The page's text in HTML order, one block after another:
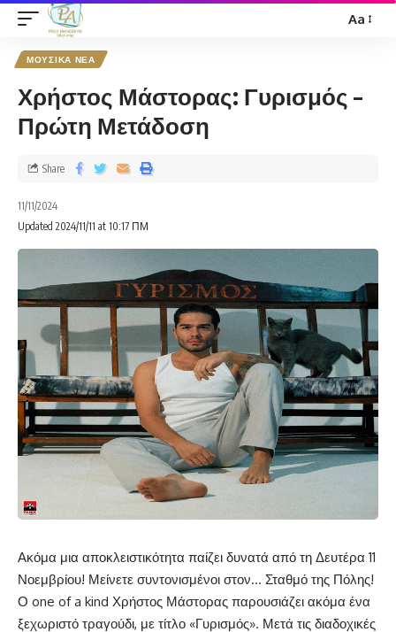
Aa
ΜΟΥΣΙΚΑ ΝΕΑ
Χρήστος Μάστορας: Γυρισμός –
Πρώτη Μετάδοση
11/11/2024
Updated 2024/11/11 at 10:17 ΠΜ
Share
Ακόμα μια αποκλειστικότητα παίζει δυνατά από τη Δευτέρα 11
Νοεμβρίου! Μείνετε συντονισμένοι στον… Σταθμό της Πόλης!
Ο one of a kind Χρήστος Μάστορας παρουσιάζει ακόμα ένα
ξεχωριστό τραγούδι, με τίτλο «Γυρισμός». Μετά τις διαδοχικές